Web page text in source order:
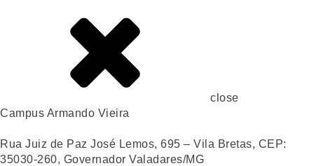
close
Campus Armando Vieira
Rua Juiz de Paz José Lemos, 695 – Vila Bretas, CEP:
35030-260, Governador Valadares/MG